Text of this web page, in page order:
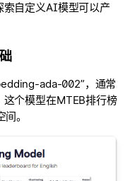
索自定义AI模型可以产
ada-002”，通常
个模型在MTEB排行榜
。